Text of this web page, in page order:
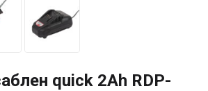
quick 2Ah RDP-